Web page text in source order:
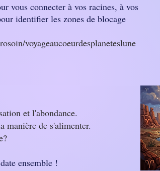
vous connecter à vos racines, à vos
identifier les zones de blocage
voyageaucoeurdesplaneteslune
et l'abondance.
manière de s'alimenter.
ensemble !